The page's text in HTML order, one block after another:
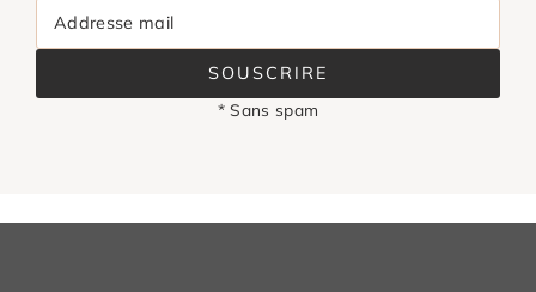
Addresse mail
SOUSCRIRE
* Sans spam